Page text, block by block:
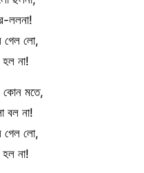
ললনা!
গেল লো,
হল না!
কোন মতে,
বল না!
গেল লো,
হল না!